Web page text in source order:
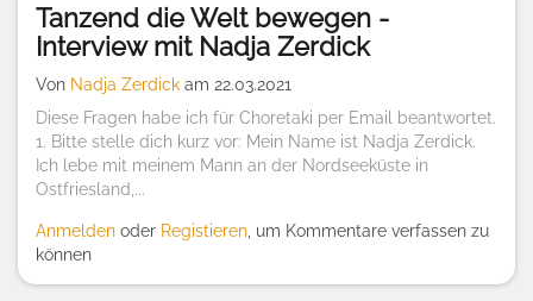
Tanzend die Welt bewegen -
Interview mit Nadja Zerdick
Von Nadja Zerdick am 22.03.2021
Diese Fragen habe ich für Choretaki per Email beantwortet.
1. Bitte stelle dich kurz vor: Mein Name ist Nadja Zerdick.
Ich lebe mit meinem Mann an der Nordseeküste in
Ostfriesland,...
Anmelden oder Registieren , um Kommentare verfassen zu
können